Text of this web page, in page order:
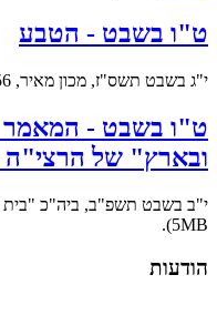
ט"ו בשבט - הטבע
י"ג בשבט תשס"ז, מכון מאיר, 56 דקות.
ט"ו בשבט - המאמר
ובארץ" של הרצי"ה
י"ב בשבט תשפ"ב, ביה"כ "בית
5MB).
הודעות